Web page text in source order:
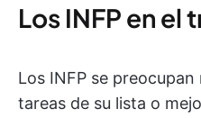
Los INFP en el
Los INFP se
tareas de su lista o